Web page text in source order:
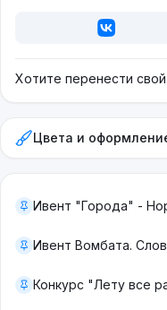
Хотите перенести свой
Цвета и
Ивент "Города" -
Ивент Вомбата.
Конкурс "Лету все